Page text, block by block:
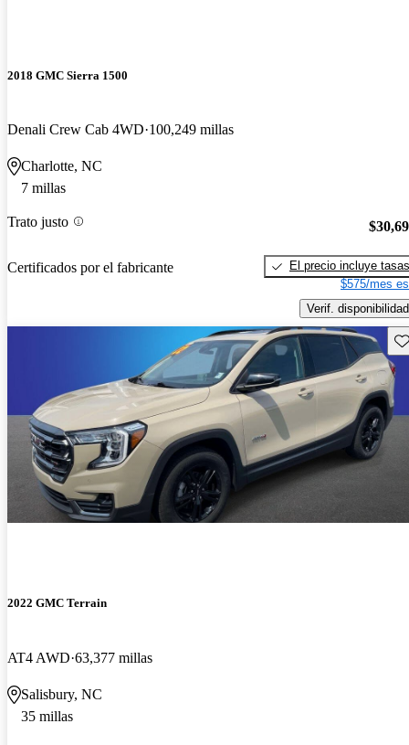
2018 GMC Sierra 1500
Denali Crew Cab 4WD 100,249 millas
Charlotte, NC
7 millas
Trato justo
Certificados por el fabricante
El precio incluye tasas
$575/mes
Verif. disponibilidad
2022 GMC Terrain
AT4 AWD 63,377 millas
Salisbury, NC
35 millas